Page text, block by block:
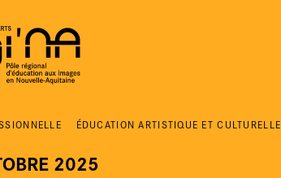
ÉDUCATION ARTISTIQUE ET CULTURELLE
2025